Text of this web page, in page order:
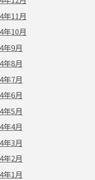
年11月
年10月
年9月
年8月
年7月
年6月
年5月
年4月
年3月
年2月
年1月